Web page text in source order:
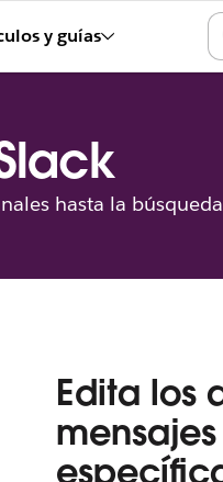
y guías
hasta la
Edita los